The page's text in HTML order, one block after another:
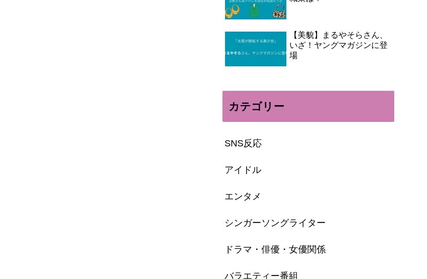
【美貌】まるやそらさん、
いざ！ヤングマガジンに登
場
カテゴリー
SNS反応
アイドル
エンタメ
シンガーソングライター
ドラマ・俳優・女優関係
バラエティー番組